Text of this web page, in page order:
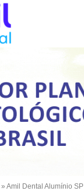
» Amil Dental Alumínio SP